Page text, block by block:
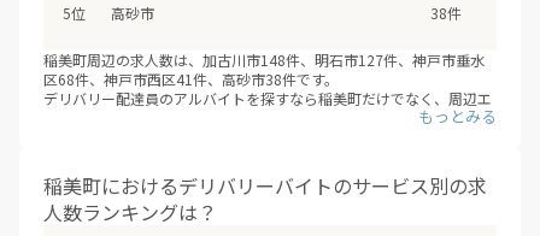
高砂市
38件
稲美町周辺の求人数は、加古川市148件、明石市127件、神戸市垂水
区68件、神戸市西区41件、高砂市38件です。
デリバリー配達員のアルバイトを探すなら稲美町だけでなく、周辺エ
リアの加古川市・明石市・神戸市垂水区・神戸市西区・高砂市なども
稲美町におけるデリバリーバイトのサービス別の求
人数ランキングは？